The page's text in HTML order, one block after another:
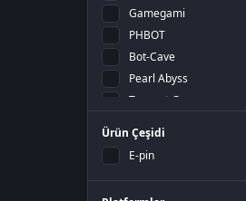
Gamegami
PHBOT
Bot-Cave
Pearl Abyss
Tencent Games
Gameforge
Garena
Ürün Çeşidi
E-pin